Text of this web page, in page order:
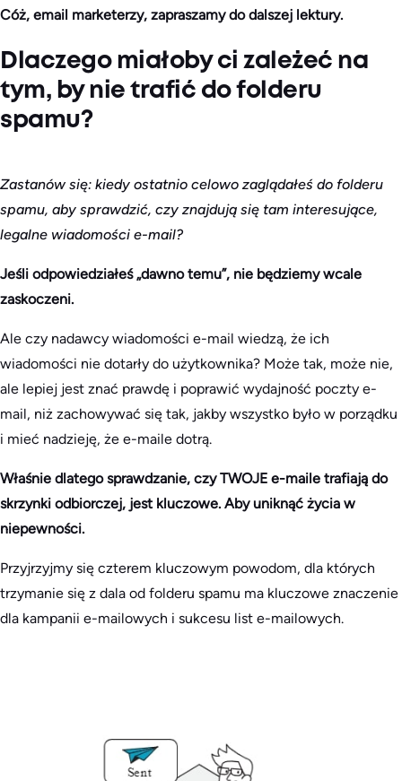
Cóż, email marketerzy, zapraszamy do dalszej lektury.
Dlaczego miałoby ci zależeć na
tym, by nie trafić do folderu
spamu?
Zastanów się: kiedy ostatnio celowo zaglądałeś do folderu
spamu, aby sprawdzić, czy znajdują się tam interesujące,
legalne wiadomości e-mail?
Jeśli odpowiedziałeś „dawno temu”, nie będziemy wcale
zaskoczeni.
Ale czy nadawcy wiadomości e-mail wiedzą, że ich
wiadomości nie dotarły do użytkownika? Może tak, może nie,
ale lepiej jest znać prawdę i poprawić wydajność poczty e-
mail, niż zachowywać się tak, jakby wszystko było w porządku
i mieć nadzieję, że e-maile dotrą.
Właśnie dlatego sprawdzanie, czy TWOJE e-maile trafiają do
skrzynki odbiorczej, jest kluczowe. Aby uniknąć życia w
niepewności.
Przyjrzyjmy się czterem kluczowym powodom, dla których
trzymanie się z dala od folderu spamu ma kluczowe znaczenie
dla kampanii e-mailowych i sukcesu list e-mailowych.